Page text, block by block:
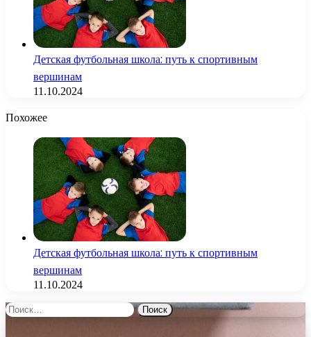
Детская футбольная школа: путь к спортивным
вершинам
11.10.2024
Похожее
Детская футбольная школа: путь к спортивным
вершинам
11.10.2024
Найти: